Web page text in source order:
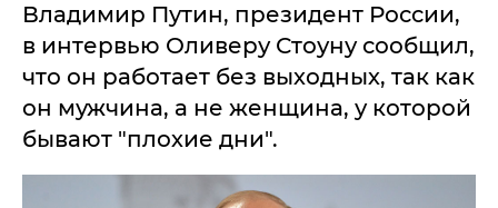
Владимир Путин, президент России,
в интервью Оливеру Стоуну сообщил,
что он работает без выходных, так как
он мужчина, а не женщина, у которой
бывают "плохие дни".